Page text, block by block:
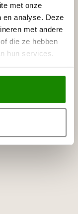
met onze
en analyse. Deze
met andere
die ze hebben
hun services.